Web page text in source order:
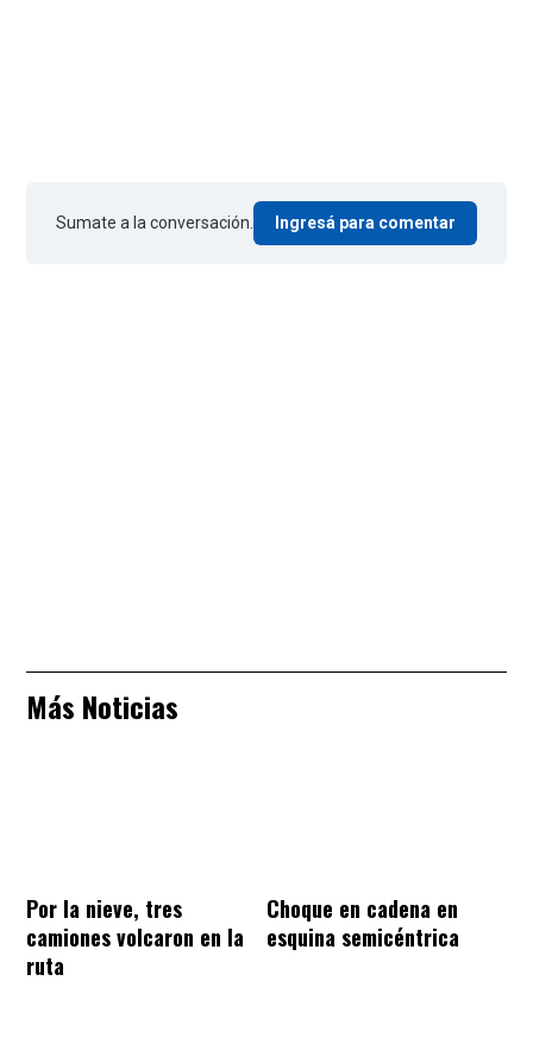
Sumate a la conversación. Ingresá para comentar
Más Noticias
Por la nieve, tres
camiones volcaron en la
ruta
Choque en cadena en
esquina semicéntrica